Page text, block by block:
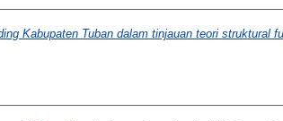
Kabupaten Tuban dalam tinjauan teori struktural